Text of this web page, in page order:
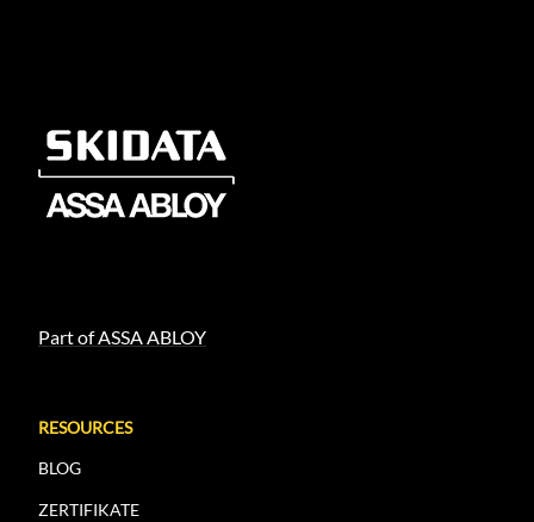
Part of ASSA ABLOY
RESOURCES
BLOG
ZERTIFIKATE